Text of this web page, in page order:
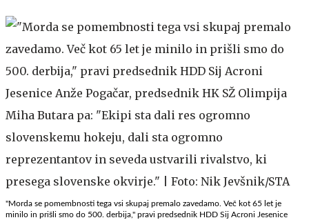
"Morda se pomembnosti tega vsi skupaj premalo zavedamo. Več kot 65 let je
minilo in prišli smo do 500. derbija," pravi predsednik HDD Sij Acroni Jesenice